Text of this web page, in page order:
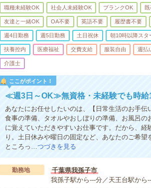
職種未経験OK 社会人未経験OK ブランクOK
友達と一緒OK OA不要 英語不要 履歴書不要
週4日勤務 週5日勤務 土日祝休 朝10時以降スタ
扶養控内 医療福祉 交費支給 服装自由 週払
介護士
ここがポイント！
≪週3日～OK≫無資格・未経験でも時給
あなたにお任せしたいのは、【日常生活のお手伝
食事の準備、タオルやおしぼりの準備、お風呂
に覚えていただきやすいお仕事です。だから、
り。土日休みや曜日の固定など、あなたのご希
ところっ…つづきを見る
勤務地
千葉県我孫子市
我孫子駅から---分／天王台駅から